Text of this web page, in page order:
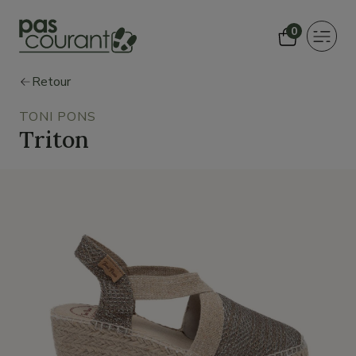
0
Toggle
Retour
TONI PONS
Triton